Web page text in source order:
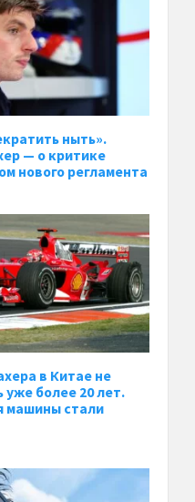
ныть».
— о критике
нового регламента
в Китае не
уже более 20 лет.
машины стали